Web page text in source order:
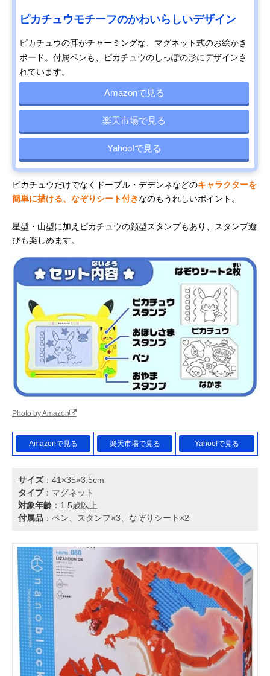
ピカチュウモチーフのかわいらしいデザイン
ピカチュウの耳がチャーミングな、マグネット式のお絵かき
ボード。付属ペンも、ピカチュウのしっぽの形にデザインさ
れています。
Amazonで見る
楽天市場で見る
Yahoo!で見る
ピカチュウだけでなくドーブル・デデンネなどのキャラクターを
簡単に描ける、なぞりシート付きなのもうれしいポイント。
星型・山型に加えピカチュウの顔型スタンプもあり、スタンプ遊
びも楽しめます。
Photo by Amazon
Amazonで見る 楽天市場で見る Yahoo!で見る
サイズ：41×35×3.5cm
タイプ：マグネット
対象年齢 ：1.5歳以上
付属品 ：ペン、スタンプ×3、なぞりシート×2